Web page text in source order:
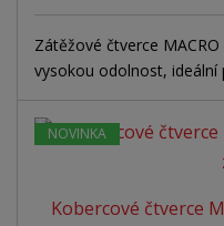
Zátěžové čtverce
vysokou odolnost, ideální
NOVINKA
Kobercové čtverce